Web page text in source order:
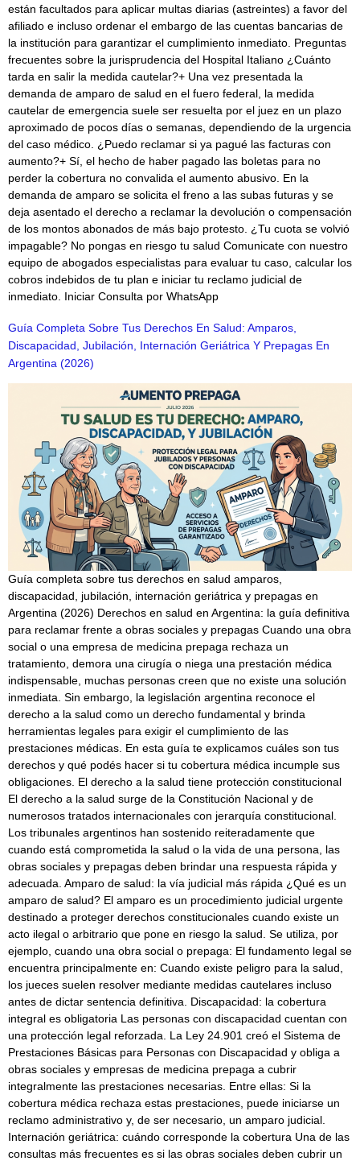
están facultados para aplicar multas diarias (astreintes) a favor del
afiliado e incluso ordenar el embargo de las cuentas bancarias de
la institución para garantizar el cumplimiento inmediato. Preguntas
frecuentes sobre la jurisprudencia del Hospital Italiano ¿Cuánto
tarda en salir la medida cautelar?+ Una vez presentada la
demanda de amparo de salud en el fuero federal, la medida
cautelar de emergencia suele ser resuelta por el juez en un plazo
aproximado de pocos días o semanas, dependiendo de la urgencia
del caso médico. ¿Puedo reclamar si ya pagué las facturas con
aumento?+ Sí, el hecho de haber pagado las boletas para no
perder la cobertura no convalida el aumento abusivo. En la
demanda de amparo se solicita el freno a las subas futuras y se
deja asentado el derecho a reclamar la devolución o compensación
de los montos abonados de más bajo protesto. ¿Tu cuota se volvió
impagable? No pongas en riesgo tu salud Comunicate con nuestro
equipo de abogados especialistas para evaluar tu caso, calcular los
cobros indebidos de tu plan e iniciar tu reclamo judicial de
inmediato. Iniciar Consulta por WhatsApp
Guía Completa Sobre Tus Derechos En Salud: Amparos,
Discapacidad, Jubilación, Internación Geriátrica Y Prepagas En
Argentina (2026)
Guía completa sobre tus derechos en salud amparos,
discapacidad, jubilación, internación geriátrica y prepagas en
Argentina (2026) Derechos en salud en Argentina: la guía definitiva
para reclamar frente a obras sociales y prepagas Cuando una obra
social o una empresa de medicina prepaga rechaza un
tratamiento, demora una cirugía o niega una prestación médica
indispensable, muchas personas creen que no existe una solución
inmediata. Sin embargo, la legislación argentina reconoce el
derecho a la salud como un derecho fundamental y brinda
herramientas legales para exigir el cumplimiento de las
prestaciones médicas. En esta guía te explicamos cuáles son tus
derechos y qué podés hacer si tu cobertura médica incumple sus
obligaciones. El derecho a la salud tiene protección constitucional
El derecho a la salud surge de la Constitución Nacional y de
numerosos tratados internacionales con jerarquía constitucional.
Los tribunales argentinos han sostenido reiteradamente que
cuando está comprometida la salud o la vida de una persona, las
obras sociales y prepagas deben brindar una respuesta rápida y
adecuada. Amparo de salud: la vía judicial más rápida ¿Qué es un
amparo de salud? El amparo es un procedimiento judicial urgente
destinado a proteger derechos constitucionales cuando existe un
acto ilegal o arbitrario que pone en riesgo la salud. Se utiliza, por
ejemplo, cuando una obra social o prepaga: El fundamento legal se
encuentra principalmente en: Cuando existe peligro para la salud,
los jueces suelen resolver mediante medidas cautelares incluso
antes de dictar sentencia definitiva. Discapacidad: la cobertura
integral es obligatoria Las personas con discapacidad cuentan con
una protección legal reforzada. La Ley 24.901 creó el Sistema de
Prestaciones Básicas para Personas con Discapacidad y obliga a
obras sociales y empresas de medicina prepaga a cubrir
integralmente las prestaciones necesarias. Entre ellas: Si la
cobertura médica rechaza estas prestaciones, puede iniciarse un
reclamo administrativo y, de ser necesario, un amparo judicial.
Internación geriátrica: cuándo corresponde la cobertura Una de las
consultas más frecuentes es si las obras sociales deben cubrir un